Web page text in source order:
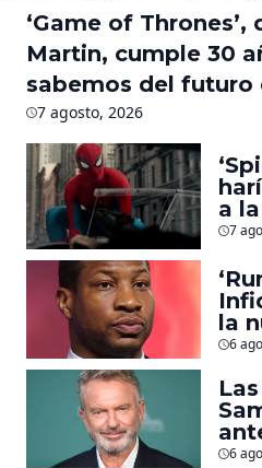
‘Game of Thrones’,
Martin, cumple 30
sabemos del futuro
7 agosto, 2026
a
7
la
6
6